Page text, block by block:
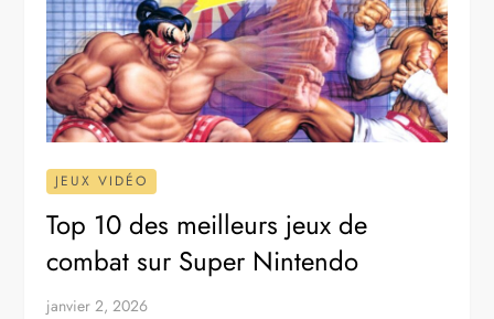
JEUX VIDÉO
Top 10 des meilleurs jeux de
combat sur Super Nintendo
janvier 2, 2026